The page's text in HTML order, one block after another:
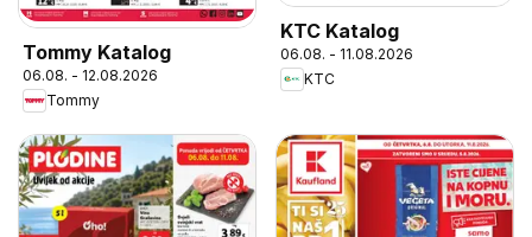
Tommy Katalog
06.08. - 12.08.2026
Tommy
KTC Katalog
06.08. - 11.08.2026
KTC